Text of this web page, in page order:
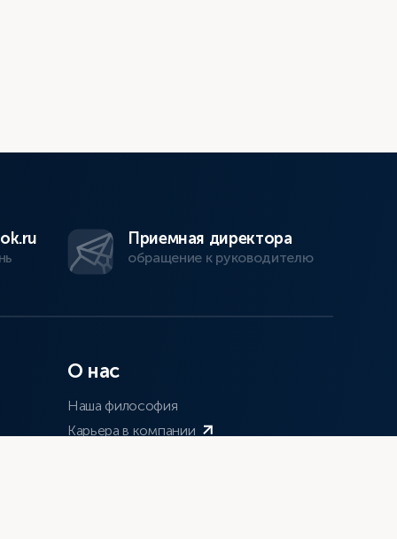
Приемная директора
обращение к руководителю
О нас
Наша философия
Карьера в компании